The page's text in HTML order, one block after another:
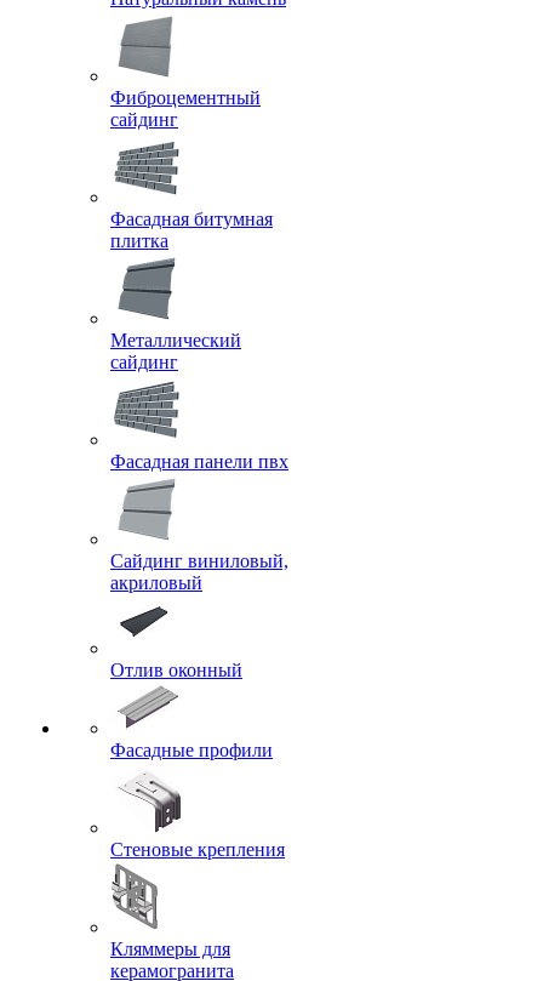
Фиброцементный
сайдинг
Фасадная битумная
плитка
Металлический
сайдинг
Фасадная панели пвх
Сайдинг виниловый,
акриловый
Отлив оконный
Фасадные профили
Стеновые крепления
Кляммеры для
керамогранита